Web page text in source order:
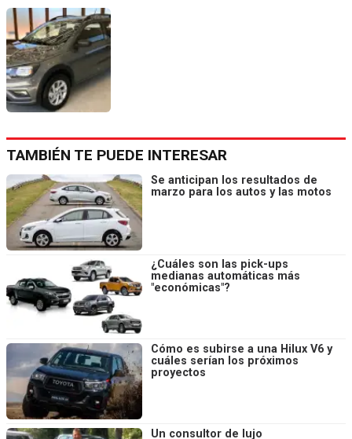
TAMBIÉN TE PUEDE INTERESAR
Se anticipan los resultados de
marzo para los autos y las motos
¿Cuáles son las pick-ups
medianas automáticas más
"económicas"?
Cómo es subirse a una Hilux V6 y
cuáles serían los próximos
proyectos
Un consultor de lujo